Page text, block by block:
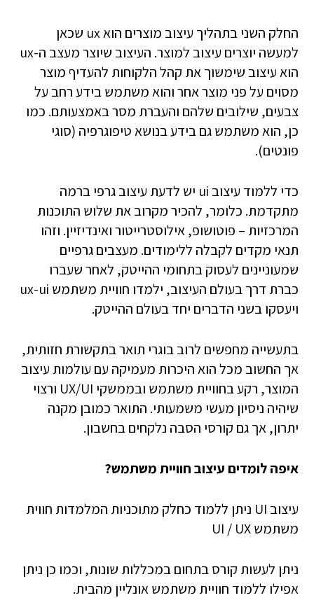
החלק השני בתהליך עיצוב מוצרים הוא ux שכאן
למעשה יוצרים עיצוב למוצר. העיצוב שיוצר מעצב ה-ux
הוא עיצוב שימשוך את קהל הלקוחות להעדיף מוצר
מסוים על פני מוצר אחר והוא משתמש בידע רחב על
צבעים, שילובים שלהם והעברת מסר באמצעותם. כמו
כן, הוא משתמש גם בידע בנושא טיפוגרפיה (סוגי
פונטים).
כדי ללמוד עיצוב ui יש לדעת עיצוב גרפי ברמה
מתקדמת. כלומר, להכיר מקרוב את שלוש התוכנות
המרכזיות – פוטושופ, אילוסטרייטור ואינדיזיין. וזהו
תנאי מקדים לקבלה ללימודים. מעצבים גרפיים
שמעוניינים לעסוק בתחומי ההייטק, לאחר שעברו
כברת דרך בעולם העיצוב, ילמדו חוויית משתמש ux-ui
ויעסקו בשני הדברים יחד בעולם ההייטק.
בתעשייה מחפשים לרוב בוגרי תואר בתקשורת חזותית,
אך החשוב מכל הוא היכרות מעמיקה עם עולמות עיצוב
המוצר, רקע בחוויית משתמש ובממשקי UX/UI ורצוי
שיהיה ניסיון מעשי משמעותי. התואר כמובן מקנה
יתרון, אך גם קורסי הסבה נלקחים בחשבון.
איפה לומדים עיצוב חוויית משתמש?
עיצוב UI ניתן ללמוד כחלק מתוכניות המלמדות חווית
משתמש UI / UX
ניתן לעשות קורס בתחום במכללות שונות, וכמו כן ניתן
אפילו ללמוד חוויית משתמש אונליין מהבית.